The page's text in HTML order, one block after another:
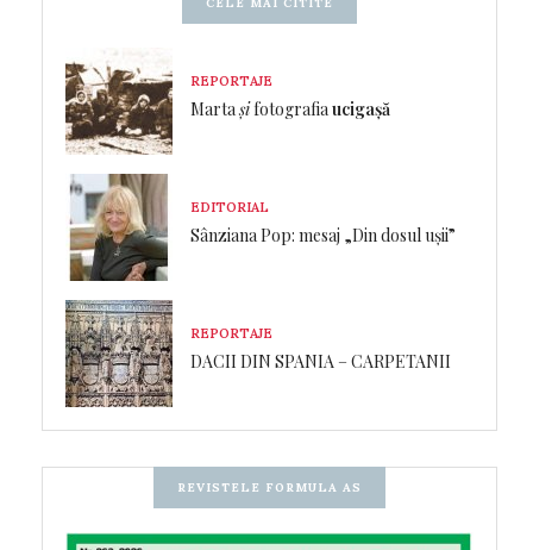
REPORTAJE
Martașifotografiaucigașă
EDITORIAL
Sânziana Pop: mesaj „Din dosul ușii”
REPORTAJE
DACII DIN SPANIA – CARPETANII
REVISTELE FORMULA AS